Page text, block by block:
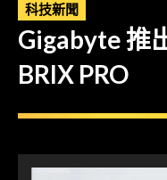
科技新聞
Gigabyte 推
BRIX PRO